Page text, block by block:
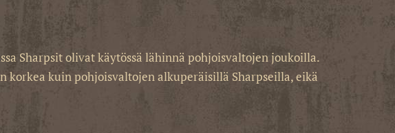
Sharpsit olivat käytössä lähinnä pohjoisvaltojen joukoilla.
kuin pohjoisvaltojen alkuperäisillä Sharpseilla, eikä